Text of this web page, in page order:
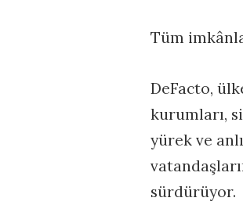
Tüm
DeFacto,
kurumları,
yürek ve
sürdürüyor.